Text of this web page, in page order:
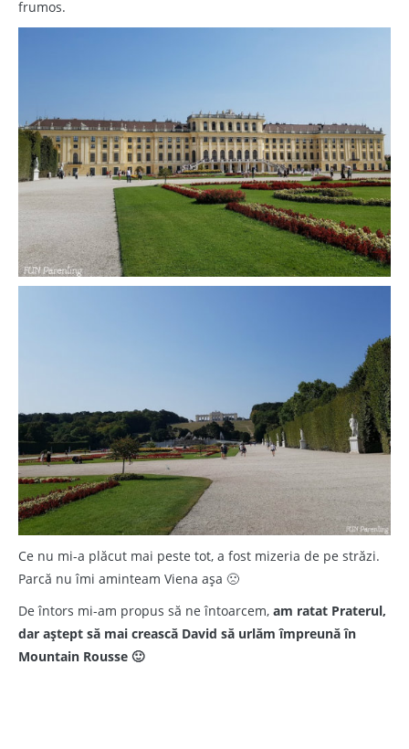
frumos.
Ce nu mi-a plăcut mai peste tot, a fost mizeria de pe străzi.
Parcă nu îmi aminteam Viena așa 🙁
De întors mi-am propus să ne întoarcem, am ratat Praterul,
dar aștept să mai crească David să urlăm împreună în
Mountain Rousse 🙂